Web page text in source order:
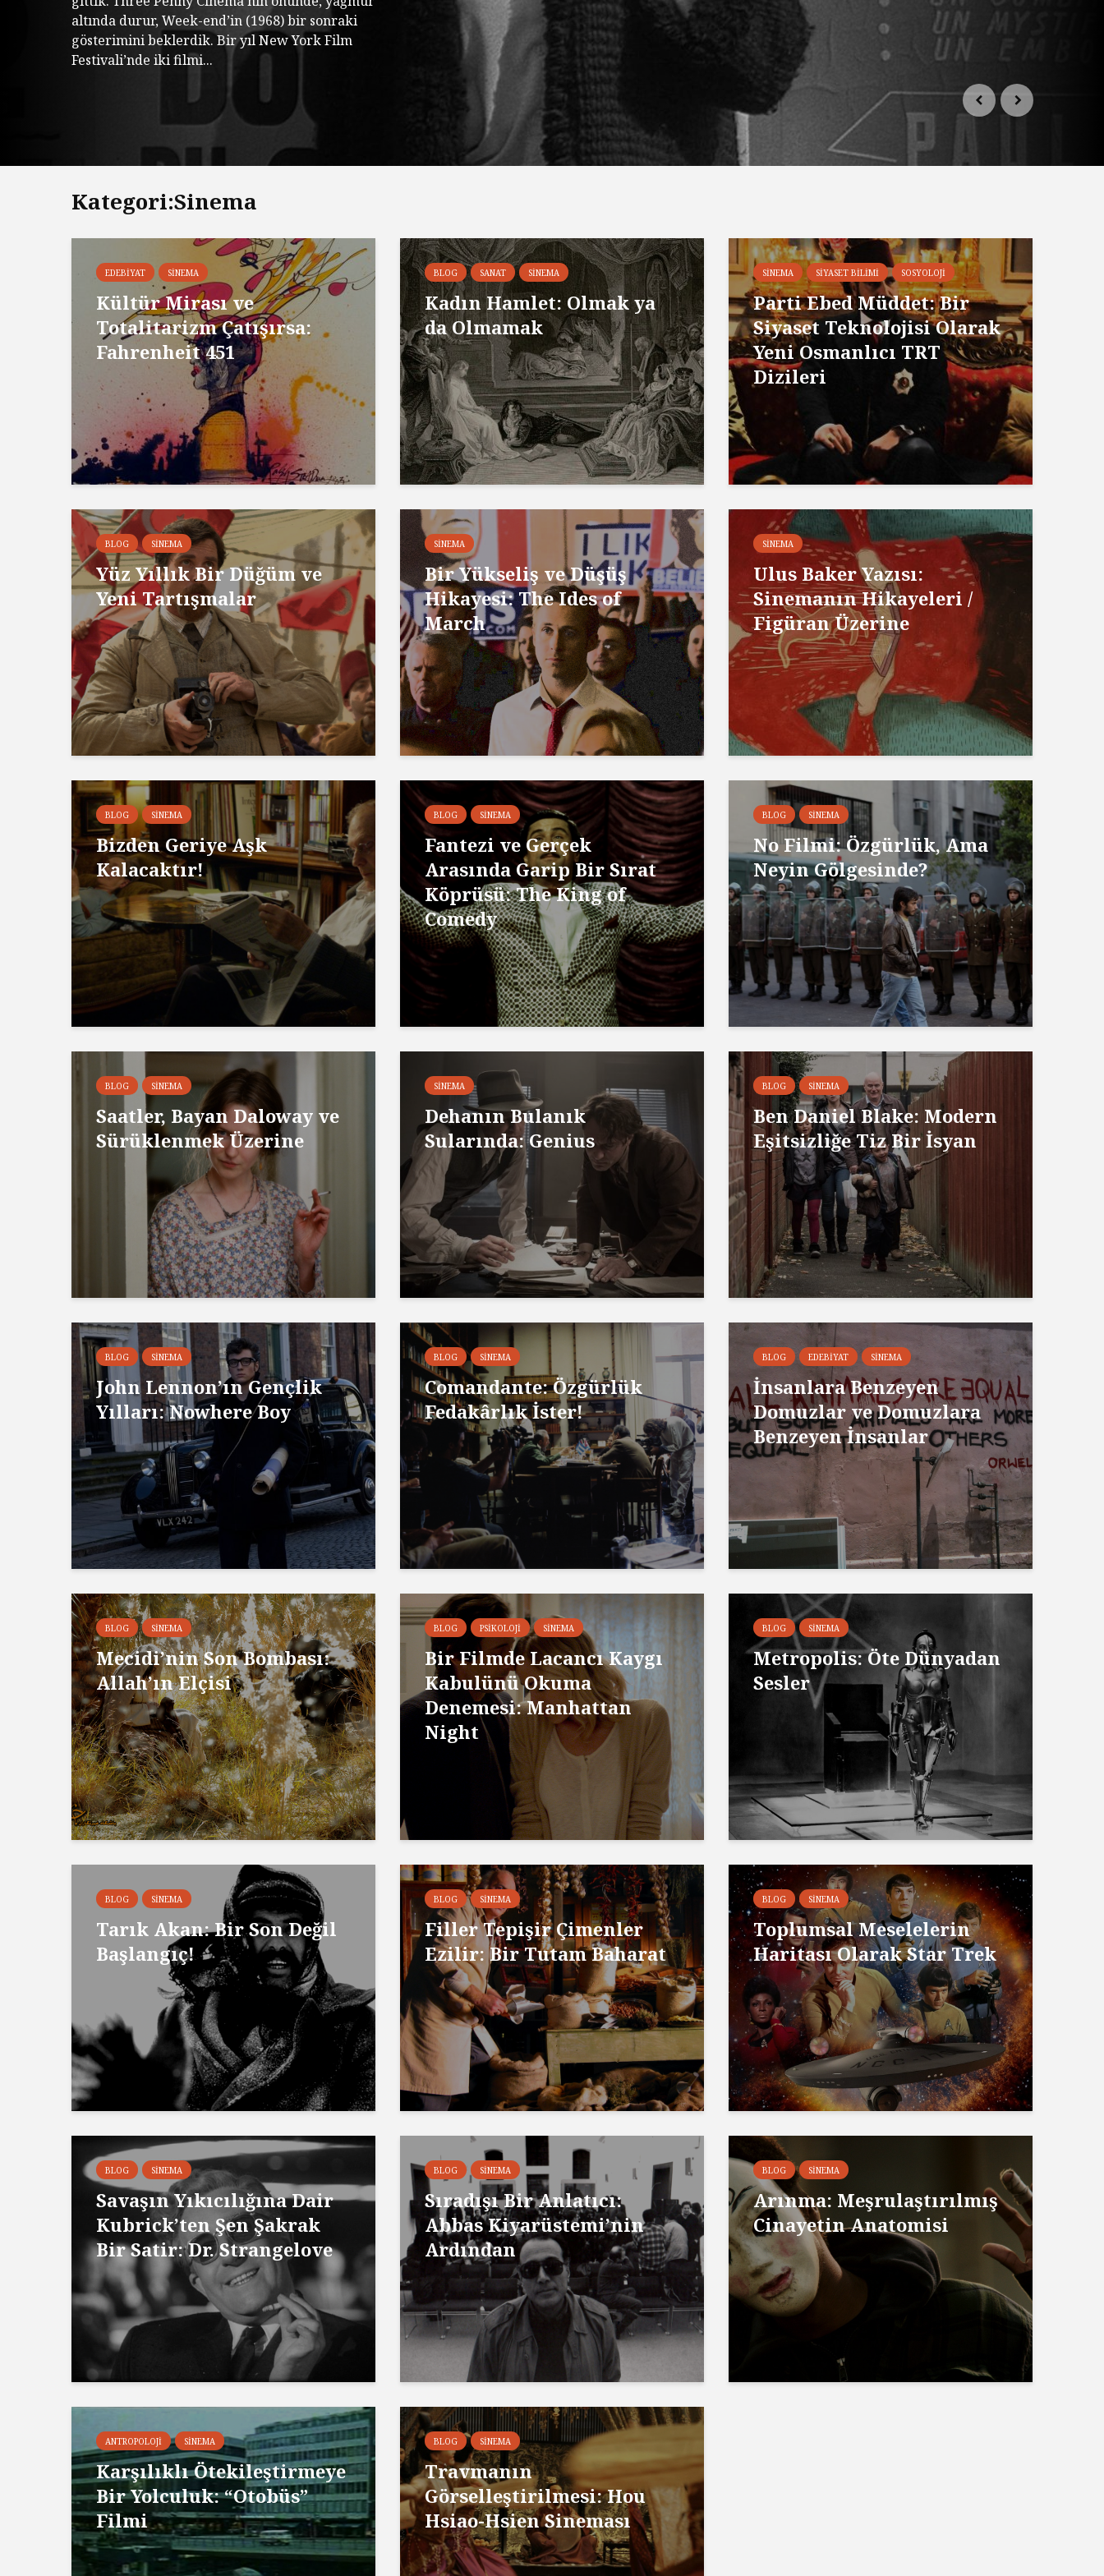
altında durur, Week-end’in (1968) bir sonraki
gösterimini beklerdik. Bir yıl New York Film
Festivali’nde iki filmi...
Kategori:Sinema
EDEBIYAT SINEMA
Kültür Mirası ve
Totalitarizm Çatışırsa:
Fahrenheit 451
BLOG SANAT SINEMA
Kadın Hamlet: Olmak ya
da Olmamak
SINEMA SIYASET BILIMI SOSYOLOJI
Parti Ebed Müddet: Bir
Siyaset Teknolojisi Olarak
Yeni Osmanlıcı TRT
Dizileri
BLOG SINEMA
Yüz Yıllık Bir Düğüm ve
Yeni Tartışmalar
SINEMA
Bir Yükseliş ve Düşüş
Hikayesi: The Ides of
March
SINEMA
Ulus Baker Yazısı:
Sinemanın Hikayeleri /
Figüran Üzerine
BLOG SINEMA
Bizden Geriye Aşk
Kalacaktır!
BLOG SINEMA
Fantezi ve Gerçek
Arasında Garip Bir Sırat
Köprüsü: The King of
Comedy
BLOG SINEMA
No Filmi: Özgürlük, Ama
Neyin Gölgesinde?
BLOG SINEMA
Saatler, Bayan Daloway ve
Sürüklenmek Üzerine
SINEMA
Dehanın Bulanık
Sularında: Genius
BLOG SINEMA
Ben Daniel Blake: Modern
Eşitsizliğe Tiz Bir İsyan
BLOG SINEMA
John Lennon’ın Gençlik
Yılları: Nowhere Boy
BLOG SINEMA
Comandante: Özgürlük
Fedakârlık İster!
BLOG EDEBIYAT SINEMA
İnsanlara Benzeyen
Domuzlar ve Domuzlara
Benzeyen İnsanlar
BLOG SINEMA
Mecidi’nin Son Bombası:
Allah’ın Elçisi
BLOG PSIKOLOJI SINEMA
Bir Filmde Lacancı Kaygı
Kabulünü Okuma
Denemesi: Manhattan
Night
BLOG SINEMA
Metropolis: Öte Dünyadan
Sesler
BLOG SINEMA
Tarık Akan: Bir Son Değil
Başlangıç!
BLOG SINEMA
Filler Tepişir Çimenler
Ezilir: Bir Tutam Baharat
BLOG SINEMA
Toplumsal Meselelerin
Haritası Olarak Star Trek
BLOG SINEMA
Savaşın Yıkıcılığına Dair
Kubrick’ten Şen Şakrak
Bir Satir: Dr. Strangelove
BLOG SINEMA
Sıradışı Bir Anlatıcı:
Abbas Kiyarüstemi’nin
Ardından
BLOG SINEMA
Arınma: Meşrulaştırılmış
Cinayetin Anatomisi
ANTROPOLOJI SINEMA
Karşılıklı Ötekileştirmeye
Bir Yolculuk: “Otobüs”
Filmi
BLOG SINEMA
Travmanın
Görselleştirilmesi: Hou
Hsiao-Hsien Sineması